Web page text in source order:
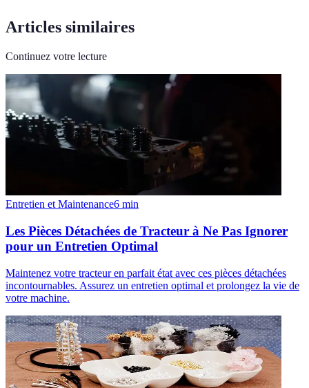
Articles similaires
Continuez votre lecture
Entretien et Maintenance6 min
Les Pièces Détachées de Tracteur à Ne Pas Ignorer
pour un Entretien Optimal
Maintenez votre tracteur en parfait état avec ces pièces détachées
incontournables. Assurez un entretien optimal et prolongez la vie de
votre machine.